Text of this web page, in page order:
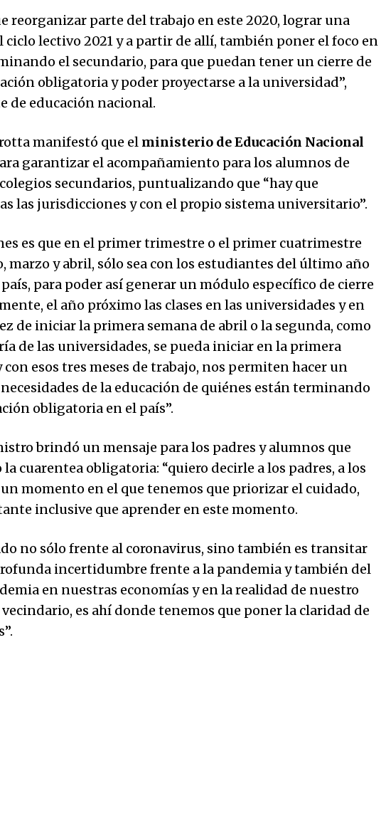
reorganizar parte del trabajo en este 2020, lograr una
lectivo 2021 y a partir de allí, también poner el foco en
el secundario, para que puedan tener un cierre de
obligatoria y poder proyectarse a la universidad”,
de educación nacional.
manifestó que el ministerio de Educación Nacional
garantizar el acompañamiento para los alumnos de
secundarios, puntualizando que “hay que
las jurisdicciones y con el propio sistema universitario”.
es que en el primer trimestre o el primer cuatrimestre
marzo y abril, sólo sea con los estudiantes del último año
para poder así generar un módulo específico de cierre
el año próximo las clases en las universidades y en
de iniciar la primera semana de abril o la segunda, como
de las universidades, se pueda iniciar en la primera
con esos tres meses de trabajo, nos permiten hacer un
necesidades de la educación de quiénes están terminando
obligatoria en el país”.
brindó un mensaje para los padres y alumnos que
cuarentea obligatoria: “quiero decirle a los padres, a los
un momento en el que tenemos que priorizar el cuidado,
inclusive que aprender en este momento.
no sólo frente al coronavirus, sino también es transitar
incertidumbre frente a la pandemia y también del
en nuestras economías y en la realidad de nuestro
es ahí donde tenemos que poner la claridad de